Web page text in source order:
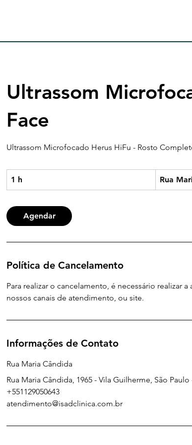
Ultrassom
Face
Ultrassom Microfocado Herus HiFu - Rosto
1 h Rua
Agendar
Política de Cancelamento
Para realizar o cancelamento, é necessário realizar
nossos canais de atendimento, ou site.
Informações de Contato
Rua Maria Cândida
Rua Maria Cândida, 1965 - Vila Guilherme, São Paulo
+551129050643
atendimento@isadclinica.com.br